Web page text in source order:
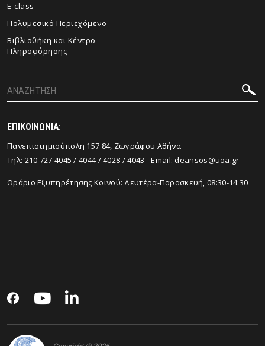
E-class
Πολυμεσικό Περιεχόμενο
Βιβλιοθήκη και Κέντρο
Πληροφόρησης
ΕΠΙΚΟΙΝΩΝΙΑ:
Πανεπιστημιούπολη 157 84, Ζωγράφου Αθήνα
Τηλ: 210 727 4045 /4044/4028 /4043 - Email:deansos@uoa.gr
Ωράριο Εξυπηρέτησης Κοινού: Δευτέρα-Παρασκευή, 08:30-14:30